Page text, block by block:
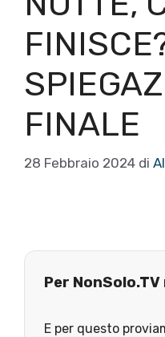
FINALE
28 Febbraio 2024 di
Per
E per questo